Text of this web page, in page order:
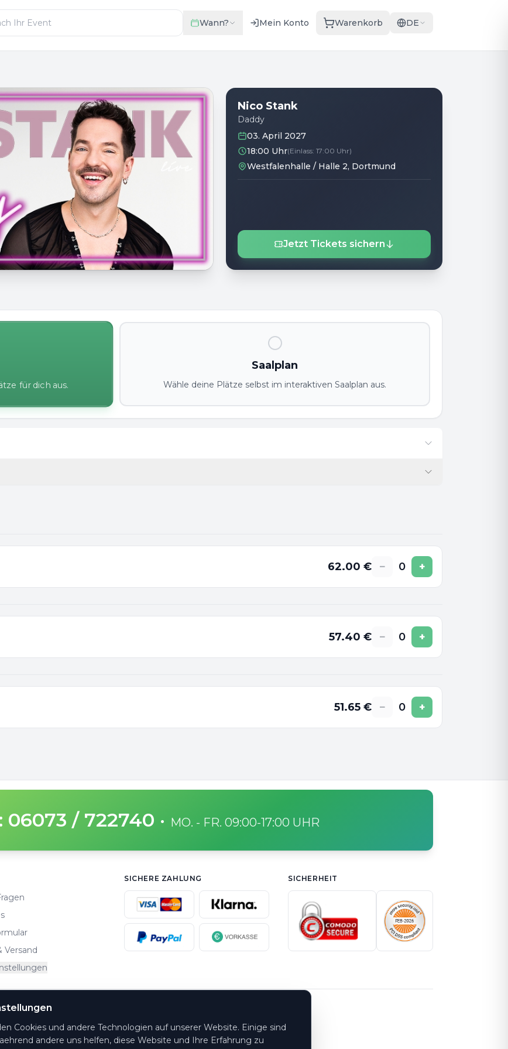
Wann? Mein Konto Warenkorb DE
Nico Stank
Daddy
03. April 2027
18:00 Uhr(Einlass:17:00 Uhr)
Westfalenhalle / Halle 2, Dortmund
Jetzt Tickets sichern
für dich aus.
Saalplan
Wähle deine Plätze selbst im interaktiven Saalplan aus.
62.00 € − 0 +
57.40 € − 0 +
51.65 € − 0 +
06073 / 722740 · MO. - FR. 09:00-17:00 UHR
Versand
SICHERE ZAHLUNG SICHERHEIT
Cookies und andere Technologien auf unserer Website. Einige sind
andere uns helfen, diese Website und Ihre Erfahrung zu